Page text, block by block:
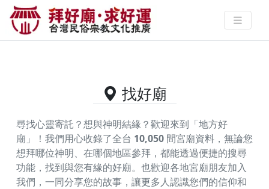
供奉海眾先師的好廟資料｜拜好廟
求好運 找到與您有緣的信仰
找好廟
尋找心靈寄託？想與神明結緣？歡迎來到「地方好
廟」！我們用心收錄了全台 10,050 間宮廟資料，無論您
想拜哪位神明、在哪個地區參拜，都能透過便捷的搜尋
功能，找到與您有緣的好廟。 也歡迎各地宮廟朋友加入
我們，一同分享您的故事，讓更多人認識您們的信仰和